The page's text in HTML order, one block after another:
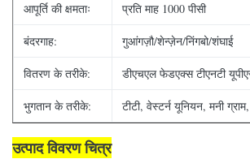
आपूर्ति की क्षमताः प्रति माह 1000 पीसी
बंदरगाह: गुआंगज़ौ/शेन्ज़ेन/निंगबो/शंघाई
वितरण के तरीके: डीएचएल फेडएक्स टीएनटी
भुगतान के तरीके: टीटी, वेस्टर्न यूनियन, मनी
उत्पाद विवरण चित्र